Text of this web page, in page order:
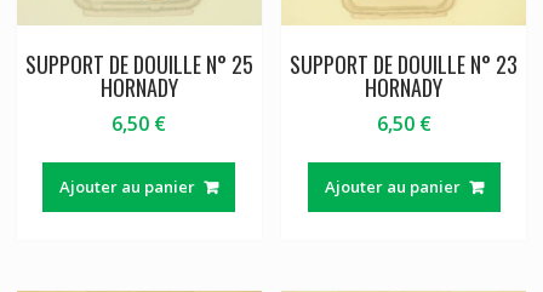
SUPPORT DE DOUILLE N° 25
HORNADY
6,50 €
Ajouter au panier
SUPPORT DE DOUILLE N° 23
HORNADY
6,50 €
Ajouter au panier